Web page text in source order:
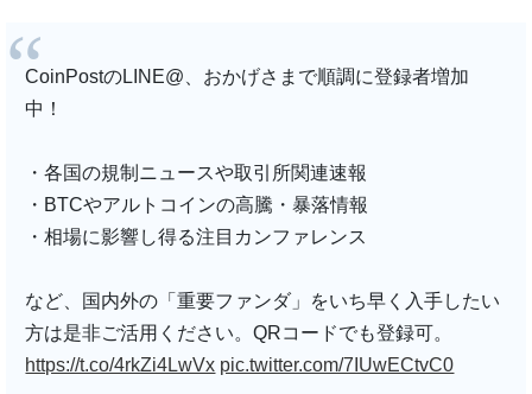
CoinPostのLINE@、おかげさまで順調に登録者増加
中！
・各国の規制ニュースや取引所関連速報
・BTCやアルトコインの高騰・暴落情報
・相場に影響し得る注目カンファレンス
など、国内外の「重要ファンダ」をいち早く入手したい
方は是非ご活用ください。QRコードでも登録可。
https://t.co/4rkZi4LwVx pic.twitter.com/7IUwECtvC0